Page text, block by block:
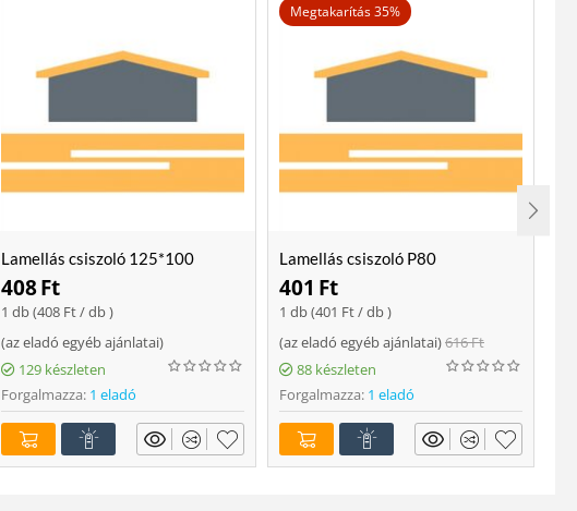
Lamellás csiszoló 125*100
408Ft
1 db (408 Ft/ db )
(az eladó egyéb ajánlatai)
129 készleten
Forgalmazza: 1 eladó
Megtakarítás 35%
Lamellás csiszoló P80
401 Ft
1 db (401 Ft/ db )
(az eladó egyéb ajánlatai)616Ft
88 készleten
Forgalmazza: 1 eladó